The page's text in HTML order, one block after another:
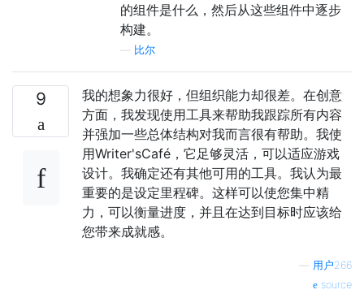
的组件是什么，然后从这些组件中逐步
构建。
比尔
9
我的想象力很好，但组织能力却很差。在创意
方面，我发现使用工具来帮助我跟踪所有内容
并强加一些总体结构对我而言很有帮助。我使
用Writer'sCafé，它足够灵活，可以适应游戏
设计。我确定还有其他可用的工具。我认为最
重要的是设定里程碑。这样可以使您集中精
力，可以衡量进度，并且在达到目标时应该给
您带来成就感。
用户266
source